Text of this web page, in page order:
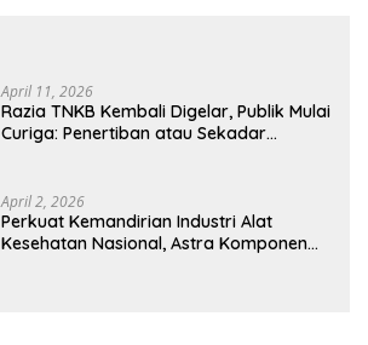
April 11, 2026
Razia TNKB Kembali Digelar, Publik Mulai
Curiga: Penertiban atau Sekadar
April 2, 2026
Perkuat Kemandirian Industri Alat
Kesehatan Nasional, Astra Komponen